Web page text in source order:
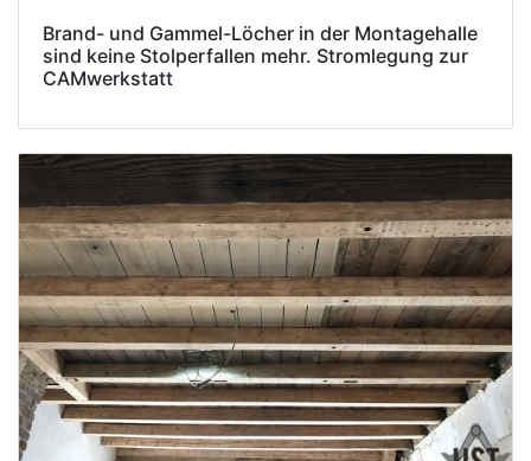
Brand- und Gammel-Löcher in der Montagehalle
sind keine Stolperfallen mehr. Stromlegung zur
CAMwerkstatt